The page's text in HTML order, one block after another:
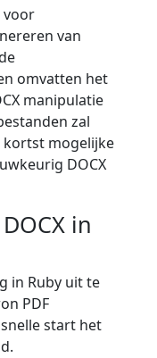
voor
van
omvatten het
manipulatie
zal
kortst mogelijke
DOCX
in
in Ruby uit te
PDF
start het